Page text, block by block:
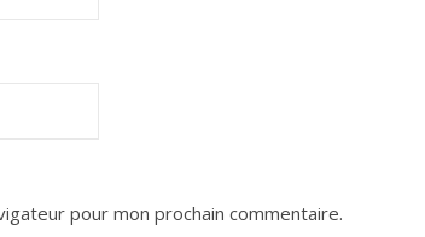
pour mon prochain commentaire.